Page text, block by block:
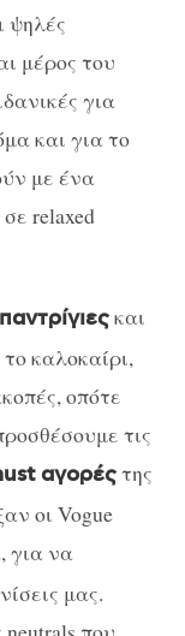
ψηλές
μέρος του
για
και για το
με ένα
σε relaxed
και
καλοκαίρι,
οπότε
τις
αγορέςτης
οι Vogue
για να
μας.